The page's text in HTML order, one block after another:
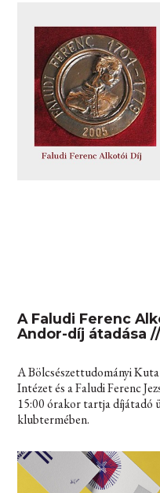
A Faludi Ferenc
Andor-díj átadása
A Bölcsészettudományi
Intézet és a Faludi Ferenc
15:00 órakor tartja díjátadó
klubtermében.